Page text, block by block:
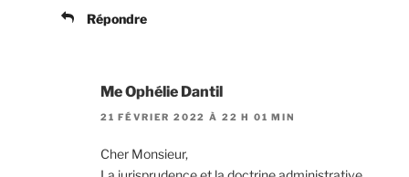
Répondre
Me Ophélie Dantil
21 FÉVRIER 2022 À 22 H 01 MIN
Cher Monsieur,